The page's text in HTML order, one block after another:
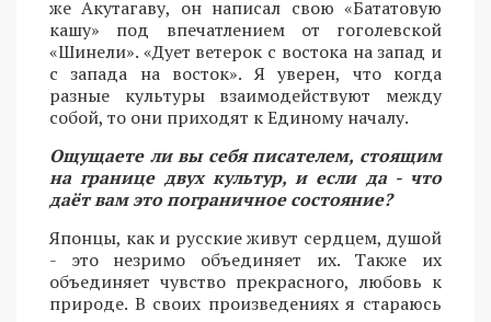
же Акутагаву, он написал свою «Бататовую
кашу» под впечатлением от гоголевской
«Шинели». «Дует ветерок с востока на запад и
с запада на восток». Я уверен, что когда
разные культуры взаимодействуют между
собой, то они приходят к Единому началу.
Ощущаете ли вы себя писателем, стоящим
на границе двух культур, и если да - что
даёт вам это пограничное состояние?
Японцы, как и русские живут сердцем, душой
- это незримо объединяет их. Также их
объединяет чувство прекрасного, любовь к
природе. В своих произведениях я стараюсь